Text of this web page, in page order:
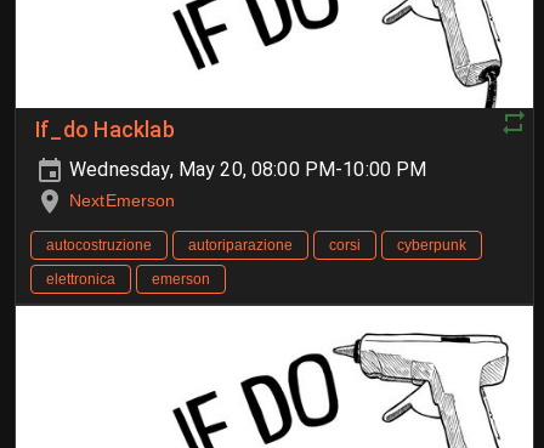
If_do Hacklab
Wednesday, May 20, 08:00 PM-10:00 PM
NextEmerson
autocostruzione autoriparazione corsi
cyberpunk
elettronica
emerson